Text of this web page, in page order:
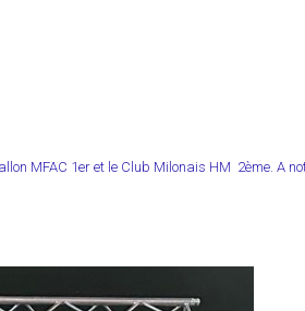
MFAC 1er et le Club Milonais HM 2ème. A